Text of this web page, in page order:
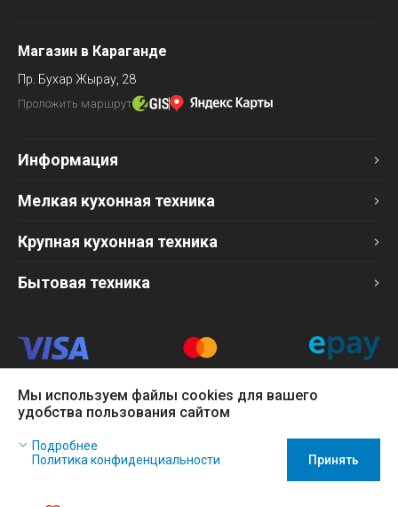
Магазин в Караганде
Пр. Бухар Жырау, 28
Проложить маршрут
Информация
Мелкая кухонная техника
Крупная кухонная техника
Бытовая техника
Продавец
БИН 120140015907
Более подробно см. разделОферта
Мы используем файлы cookies для вашего
удобства пользования сайтом
Наш сайт использует файлы cookies, чтобы Вы могли
заказать товар в интернет-магазине и позволяет нам
Подробнее
Политика конфиденциальности
Принять